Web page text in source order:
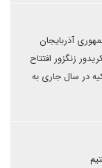
آذربایجان
زنگزور افتتاح
در سال جاری به